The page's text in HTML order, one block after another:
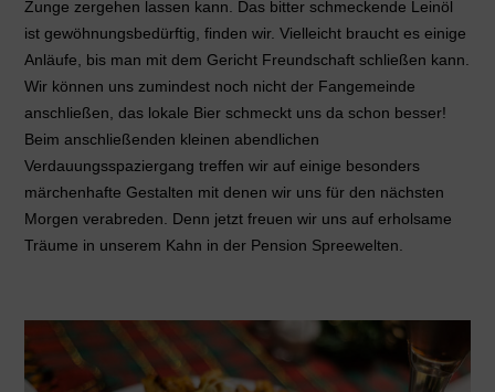
Zunge zergehen lassen kann. Das bitter schmeckende Leinöl
ist gewöhnungsbedürftig, finden wir. Vielleicht braucht es einige
Anläufe, bis man mit dem Gericht Freundschaft schließen kann.
Wir können uns zumindest noch nicht der Fangemeinde
anschließen, das lokale Bier schmeckt uns da schon besser!
Beim anschließenden kleinen abendlichen
Verdauungsspaziergang treffen wir auf einige besonders
märchenhafte Gestalten mit denen wir uns für den nächsten
Morgen verabreden. Denn jetzt freuen wir uns auf erholsame
Träume in unserem Kahn in der Pension Spreewelten.